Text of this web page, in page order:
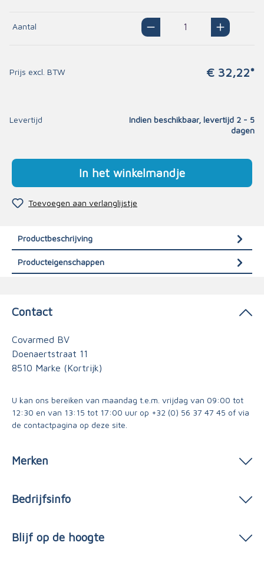
Aantal
Prijs excl. BTW € 32,22*
Levertijd
Indien beschikbaar, levertijd 2 - 5
dagen
In het winkelmandje
Toevoegen aan verlanglijstje
Productbeschrijving
Producteigenschappen
Contact
Covarmed BV
Doenaertstraat 11
8510 Marke (Kortrijk)
U kan ons bereiken van maandag t.e.m. vrijdag van 09:00 tot
12:30 en van 13:15 tot 17:00 uur op +32 (0) 56 37 47 45 of via
de contactpagina op deze site.
Merken
Bedrijfsinfo
Blijf op de hoogte